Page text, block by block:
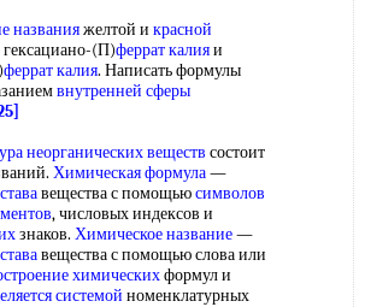
названияжелтой и красной
гексациано-(П)феррат калияи
феррат калия. Написать формулы
внутренней сферы
неорганических веществ состоит
Химическая формула—
вещества с помощьюсимволов
, числовых индексов и
знаков. Химическое название—
вещества с помощью слова или
химическихформул и
системой номенклатурных